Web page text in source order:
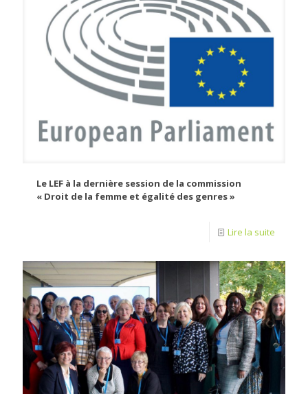
Le LEF à la dernière session de la commission
« Droit de la femme et égalité des genres »
Lire la suite